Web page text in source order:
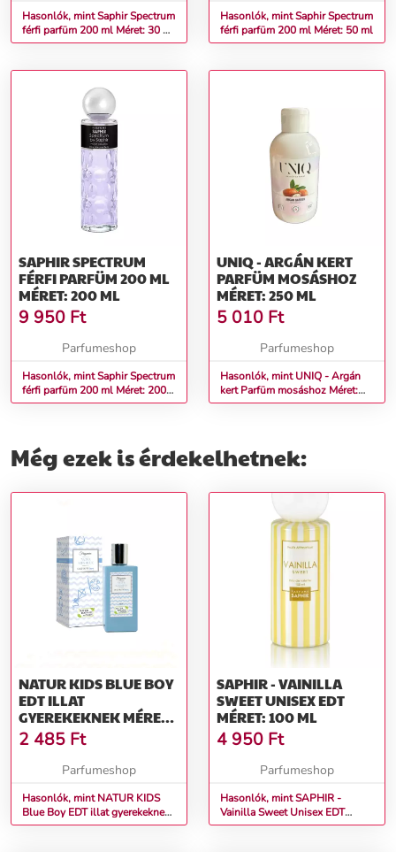
Hasonlók, mint Saphir Spectrum
férfi parfüm 200 ml Méret: 30 ml
teszter
Hasonlók, mint Saphir Spectrum
férfi parfüm 200 ml Méret: 50 ml
SAPHIR SPECTRUM
FÉRFI PARFÜM 200 ML
MÉRET: 200 ML
9 950 Ft
Parfumeshop
Hasonlók, mint Saphir Spectrum
férfi parfüm 200 ml Méret: 200
ml
UNIQ - ARGÁN KERT
PARFÜM MOSÁSHOZ
MÉRET: 250 ML
5 010 Ft
Parfumeshop
Hasonlók, mint UNIQ - Argán
kert Parfüm mosáshoz Méret:
250 ml
Még ezek is érdekelhetnek:
NATUR KIDS BLUE BOY
EDT ILLAT
GYEREKEKNEK MÉRET:
100 ML
2 485 Ft
Parfumeshop
Hasonlók, mint NATUR KIDS
Blue Boy EDT illat gyerekeknek
Méret: 100 ml
SAPHIR - VAINILLA
SWEET UNISEX EDT
MÉRET: 100 ML
4 950 Ft
Parfumeshop
Hasonlók, mint SAPHIR -
Vainilla Sweet Unisex EDT
Méret: 100 ml